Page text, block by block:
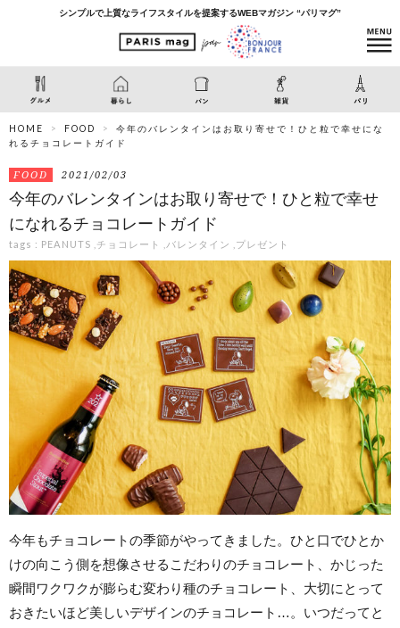
シンプルで上質なライフスタイルを提案するWEBマガジン “パリマグ”
HOME FOOD
今年のバレンタインはお取り寄せで！ひと粒で幸せにな
れるチョコレートガイド
FOOD 2021/02/03
今年のバレンタインはお取り寄せで！ひと粒で幸せ
になれるチョコレートガイド
tags : PEANUTS チョコレート バレンタイン プレゼント
今年もチョコレートの季節がやってきました。ひと口でひとか
けの向こう側を想像させるこだわりのチョコレート、かじった
瞬間ワクワクが膨らむ変わり種のチョコレート、大切にとって
おきたいほど美しいデザインのチョコレート…。いつだってと